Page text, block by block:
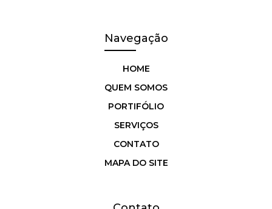
Navegação
HOME
QUEM SOMOS
PORTIFÓLIO
SERVIÇOS
CONTATO
MAPA DO SITE